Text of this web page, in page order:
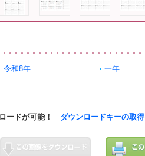
令和8年
一年
ードが可能！ ダウンロードキーの取得